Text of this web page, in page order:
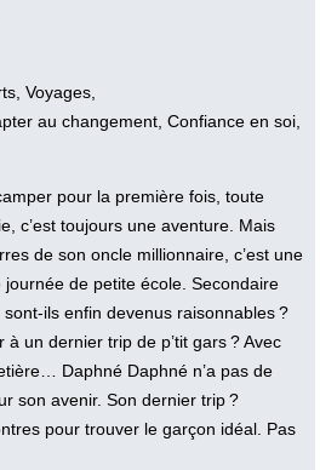
Voyages,
au changement, Confiance en soi,
pour la première fois, toute
c’est toujours une aventure. Mais
de son oncle millionnaire, c’est une
de petite école. Secondaire
sont-ils enfin devenus raisonnables ?
un dernier trip de p’tit gars ? Avec
Daphné Daphné n’a pas de
son avenir. Son dernier trip ?
pour trouver le garçon idéal. Pas